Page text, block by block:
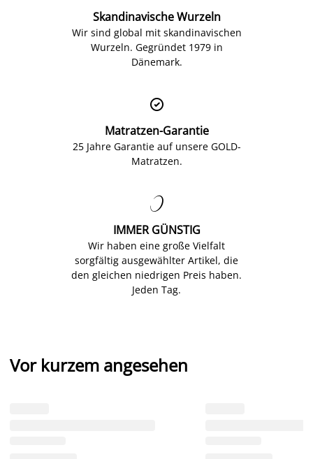
Skandinavische Wurzeln
Wir sind global mit skandinavischen
Wurzeln. Gegründet 1979 in
Dänemark.

Matratzen-Garantie
25 Jahre Garantie auf unsere GOLD-
Matratzen.

IMMER GÜNSTIG
Wir haben eine große Vielfalt
sorgfältig ausgewählter Artikel, die
den gleichen niedrigen Preis haben.
Jeden Tag.
Vor kurzem angesehen